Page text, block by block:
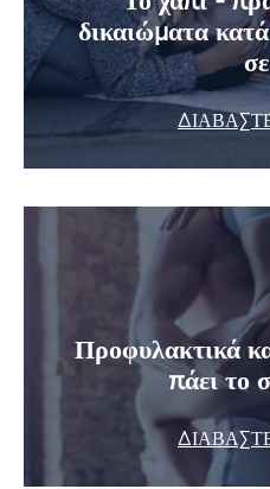
δικαιώματα
Προφυλακτικά
πάει το